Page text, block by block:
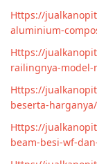
Https://
aluminium-
Https://
railingnya-
Https://
beserta-harganya/
Https://
beam-besi-wf-